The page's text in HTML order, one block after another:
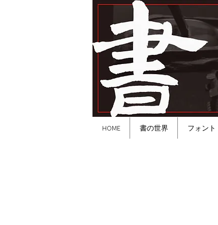
HOME 書の世界 フォント